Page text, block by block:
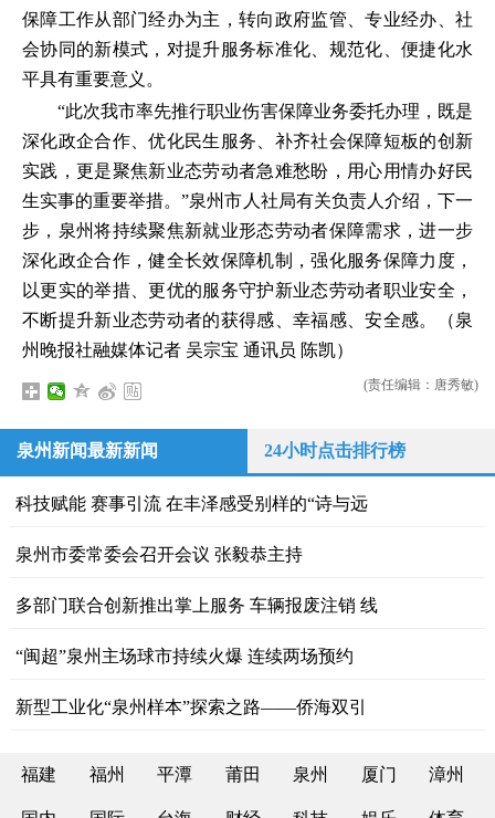
保障工作从部门经办为主，转向政府监管、专业经办、社
会协同的新模式，对提升服务标准化、规范化、便捷化水
平具有重要意义。
“此次我市率先推行职业伤害保障业务委托办理，既是
深化政企合作、优化民生服务、补齐社会保障短板的创新
实践，更是聚焦新业态劳动者急难愁盼，用心用情办好民
生实事的重要举措。”泉州市人社局有关负责人介绍，下一
步，泉州将持续聚焦新就业形态劳动者保障需求，进一步
深化政企合作，健全长效保障机制，强化服务保障力度，
以更实的举措、更优的服务守护新业态劳动者职业安全，
不断提升新业态劳动者的获得感、幸福感、安全感。（泉
州晚报社融媒体记者 吴宗宝 通讯员 陈凯）
(责任编辑：唐秀敏)
泉州新闻最新新闻 24小时点击排行榜
科技赋能 赛事引流 在丰泽感受别样的“诗与远
泉州市委常委会召开会议 张毅恭主持
多部门联合创新推出掌上服务 车辆报废注销 线
“闽超”泉州主场球市持续火爆 连续两场预约
新型工业化“泉州样本”探索之路——侨海双引
福建 福州 平潭 莆田 泉州 厦门 漳州